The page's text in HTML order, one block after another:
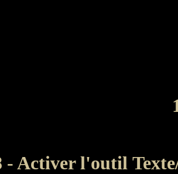
- Activer l'outil